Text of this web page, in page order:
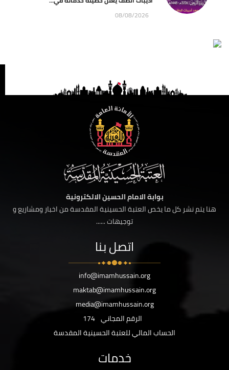
08/08/2026
بوابة الامام الحسين الالكترونية
هنا يتم نشر كل ما يخص العتبة الحسينية المقدسة من اخبار ومشاريع و
توجيهات ......
اتصل بنا
info@imamhussain.org
maktab@imamhussain.org
media@imamhussain.org
الرقم المجاني 174
الحساب المالي للعتبة الحسينية المقدسة
خدمات